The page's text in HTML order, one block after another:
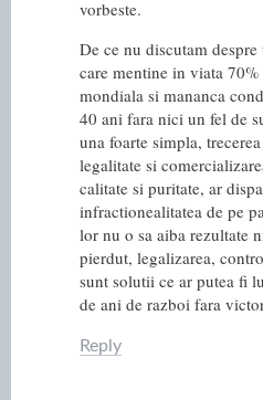
vorbeste.
De ce nu discutam
care mentine in viata
mondiala si mananca
40 ani fara nici un fel de
una foarte simpla,
legalitate si
calitate si puritate, ar
infractionealitatea de pe
lor nu o sa aiba rezultate
pierdut, legalizarea,
sunt solutii ce ar putea fi
de ani de razboi fara
Reply